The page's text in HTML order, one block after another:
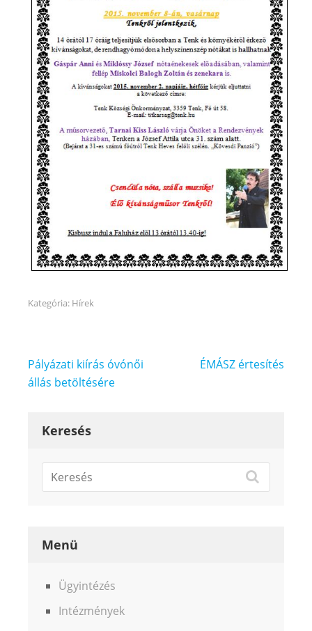
Kategória: Hírek
Bejegyzés
navigáció
Pályázati kiírás óvónői
állás betöltésére
ÉMÁSZ értesítés
Keresés
Menü
Ügyintézés
Intézmények